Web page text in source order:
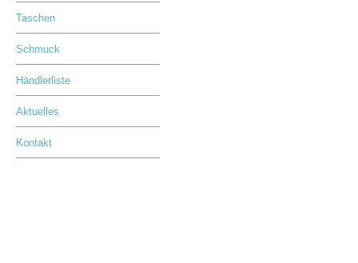
Taschen
Schmuck
Händlerliste
Aktuelles
Kontakt